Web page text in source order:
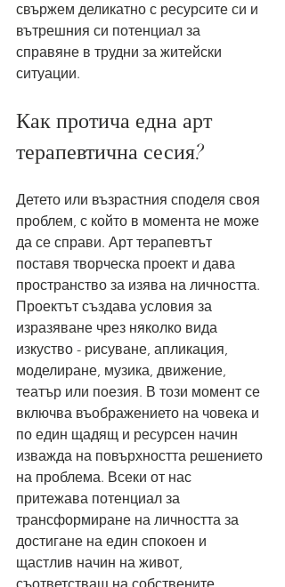
свържем деликатно с ресурсите си и
вътрешния си потенциал за
справяне в трудни за житейски
ситуации.
Как протича една арт
терапевтична сесия?
Детето или възрастния споделя своя
проблем, с който в момента не може
да се справи. Арт терапевтът
поставя творческа проект и дава
пространство за изява на личността.
Проектът създава условия за
изразяване чрез няколко вида
изкуство - рисуване, апликация,
моделиране, музика, движение,
театър или поезия. В този момент се
включва въображението на човека и
по един щадящ и ресурсен начин
изважда на повърхността решението
на проблема. Всеки от нас
притежава потенциал за
трансформиране на личността за
достигане на един спокоен и
щастлив начин на живот,